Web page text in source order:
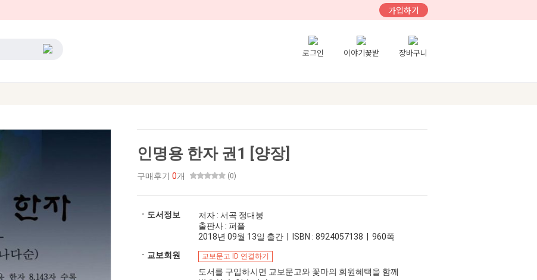
가입하기
로그인 이야기꽃밭 장바구니
인명용 한자 권1 [양장]
구매후기 0개 (0)
ㆍ도서정보
저자 : 서곡 정대붕
출판사 : 퍼플
2018년 09월 13일 출간 | ISBN : 8924057138 | 960쪽
ㆍ교보회원
교보문고 ID 연결하기
도서를 구입하시면 교보문고와 꽃마의 회원혜택을 함께